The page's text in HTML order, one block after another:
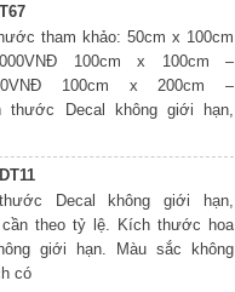
tham khảo: 50cm x 100cm
100cm x 100cm –
100cm x 200cm –
thước Decal không giới hạn,
Decal không giới hạn,
cần theo tỷ lệ. Kích thước hoa
giới hạn. Màu sắc không
có